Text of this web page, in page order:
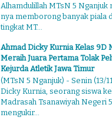
Alhamdulillah MTsN 5 Nganjuk
nya memborong banyak piala
tingkat MT...
Ahmad Dicky Kurnia Kelas 9D
Meraih Juara Pertama Tolak
Kejurda Atletik Jawa Timur
(MTsN 5 Nganjuk) - Senin (13/
Dicky Kurnia, seorang siswa
Madrasah Tsanawiyah Negeri
mengukir...